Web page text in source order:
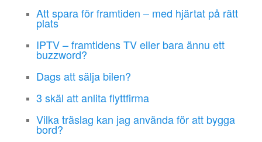
Att spara för framtiden – med hjärtat på rätt
plats
IPTV – framtidens TV eller bara ännu ett
buzzword?
Dags att sälja bilen?
3 skäl att anlita flyttfirma
Vilka träslag kan jag använda för att bygga
bord?